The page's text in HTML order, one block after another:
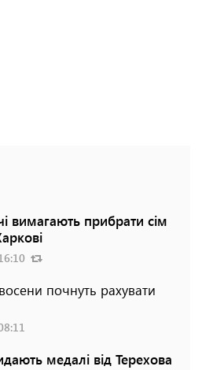
вимагають прибрати сім
почнуть рахувати
медалі від Терехова